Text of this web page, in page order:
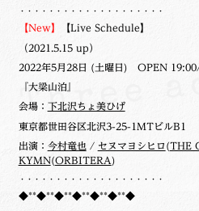
・・・・・・・・・・・・・・・・・・・・
【New】 【Live Schedule】
（2021.5.15 up）
2022年5月28日 (土曜日) OPEN
『大梁山泊』
会場： 下北沢ちょ美ひげ
東京都世田谷区北沢3-25-1MTビルB1
出演： 今村竜也 / セヌマヨシヒロ (THE
KYMN(ORBITERA)
・・・・・・・・・・・・・・・・・・・・
◆**◆**◆**◆**◆**◆**◆